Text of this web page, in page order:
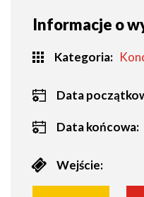
Informacje o
Kategoria
Data
Data końcowa:
Wejście: